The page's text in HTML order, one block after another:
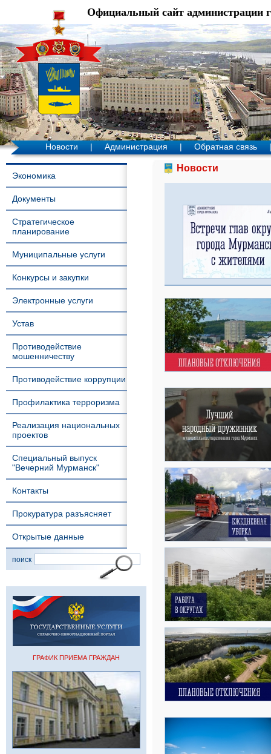
Официальный сайт администрации
Новости | Администрация | Обратная связь |
Экономика
Документы
Стратегическое
планирование
Муниципальные услуги
Конкурсы и закупки
Электронные услуги
Устав
Противодействие
мошенничеству
Противодействие коррупции
Профилактика терроризма
Реализация национальных
проектов
Специальный выпуск
"Вечерний Мурманск"
Контакты
Прокуратура разъясняет
Открытые данные
поиск
ГРАФИК ПРИЕМА ГРАЖДАН
Новости